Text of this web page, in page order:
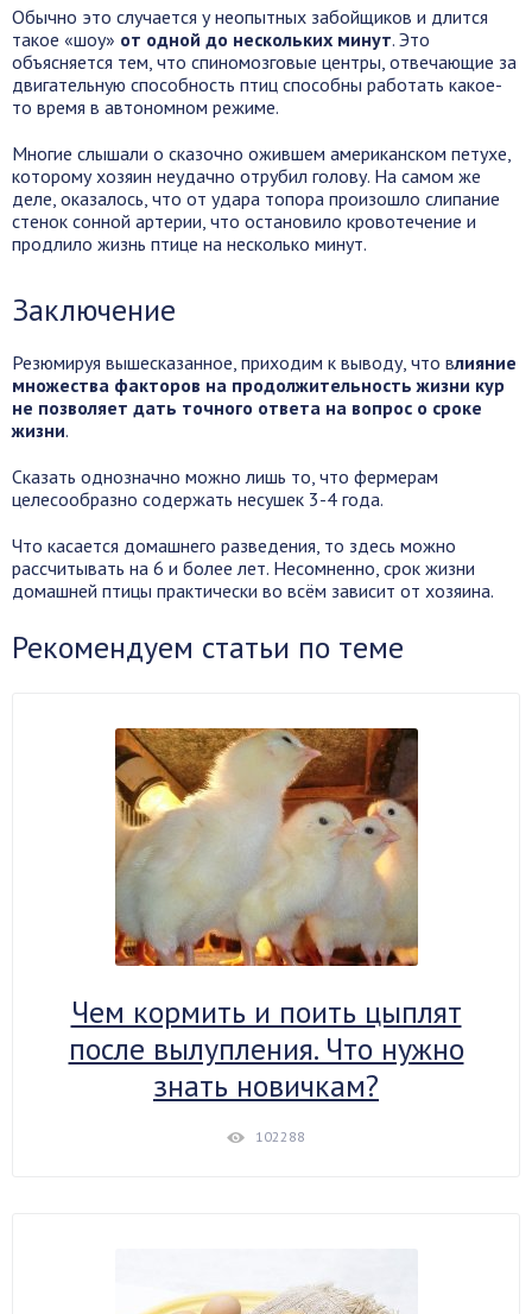
Обычно это случается у неопытных забойщиков и длится
такое «шоу» от одной до нескольких минут. Это
объясняется тем, что спиномозговые центры, отвечающие за
двигательную способность птиц способны работать какое-
то время в автономном режиме.
Многие слышали о сказочно ожившем американском петухе,
которому хозяин неудачно отрубил голову. На самом же
деле, оказалось, что от удара топора произошло слипание
стенок сонной артерии, что остановило кровотечение и
продлило жизнь птице на несколько минут.
Заключение
Резюмируя вышесказанное, приходим к выводу, что влияние
множества факторов на продолжительность жизни кур
не позволяет дать точного ответа на вопрос о сроке
жизни.
Сказать однозначно можно лишь то, что фермерам
целесообразно содержать несушек 3-4 года.
Что касается домашнего разведения, то здесь можно
рассчитывать на 6 и более лет. Несомненно, срок жизни
домашней птицы практически во всём зависит от хозяина.
Рекомендуем статьи по теме
Чем кормить и поить цыплят
после вылупления. Что нужно
знать новичкам?
102288